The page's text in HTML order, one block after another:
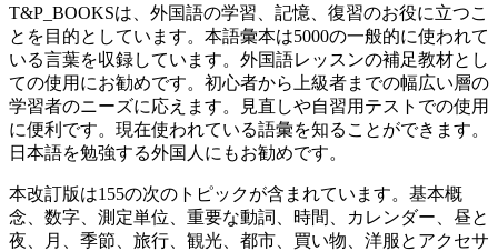
T&P_BOOKSは、外国語の学習、記憶、復習のお役に立つこ
とを目的としています。本語彙本は5000の一般的に使われて
いる言葉を収録しています。外国語レッスンの補足教材とし
ての使用にお勧めです。初心者から上級者までの幅広い層の
学習者のニーズに応えます。見直しや自習用テストでの使用
に便利です。現在使われている語彙を知ることができます。
日本語を勉強する外国人にもお勧めです。
本改訂版は155の次のトピックが含まれています。基本概
念、数字、測定単位、重要な動詞、時間、カレンダー、昼と
夜、月、季節、旅行、観光、都市、買い物、洋服とアクセサ